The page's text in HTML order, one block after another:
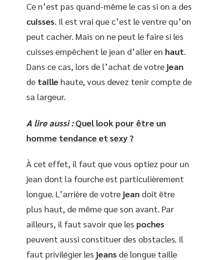
Ce n’est pas quand-même le cas si on a des
cuisses. Il est vrai que c’est le ventre qu’on
peut cacher. Mais on ne peut le faire si les
cuisses empêchent le jean d’aller en haut.
Dans ce cas, lors de l’achat de votre jean
de taille haute, vous devez tenir compte de
sa largeur.
A lire aussi : Quel look pour être un
homme tendance et sexy ?
À cet effet, il faut que vous optiez pour un
jean dont la fourche est particulièrement
longue. L’arrière de votre jean doit être
plus haut, de même que son avant. Par
ailleurs, il faut savoir que les poches
peuvent aussi constituer des obstacles. Il
faut privilégier les jeans de longue taille